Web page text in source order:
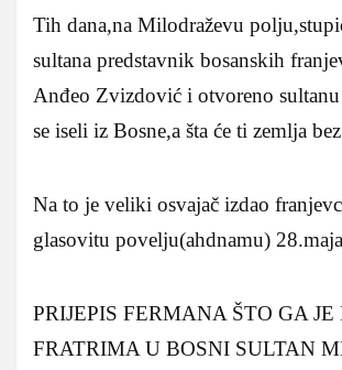
Tih dana,na Milodraževu
sultana predstavnik bosanskih
Anđeo Zvizdović i otvoreno sultanu
se iseli iz Bosne,a šta će ti zemlja
Na to je veliki osvajač izdao
glasovitu povelju(ahdnamu)
PRIJEPIS FERMANA ŠTO GA
FRATRIMA U BOSNI SULTAN